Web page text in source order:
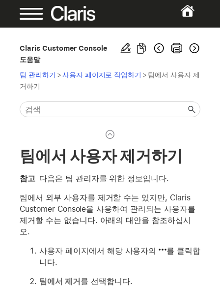
Claris Customer Console
도움말
팀 관리하기 >사용자 페이지로 작업하기 > 팀에서 사용자 제
거하기
팀에서 사용자 제거하기
참고 다음은 팀 관리자를 위한 정보입니다.
팀에서 외부 사용자를 제거할 수는 있지만, Claris
Customer Console을 사용하여 관리되는 사용자를
제거할 수는 없습니다. 아래의 대안을 참조하십시
오.
사용자 페이지에서 해당 사용자의
를 클릭합
니다.
팀에서 제거를 선택합니다.